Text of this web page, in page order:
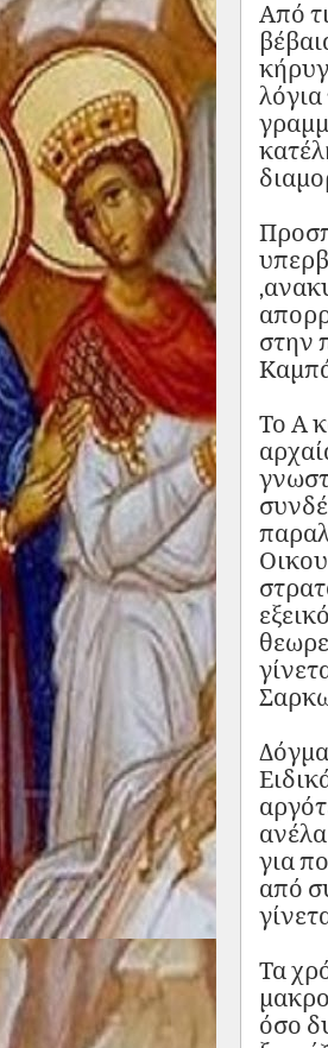
Από
στην
Το Α
για
από
Τα
όσο